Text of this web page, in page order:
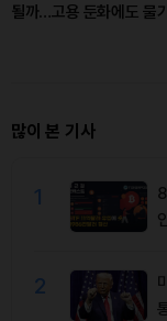
될까…고용 둔화에도 물
많이 본 기사
1
2